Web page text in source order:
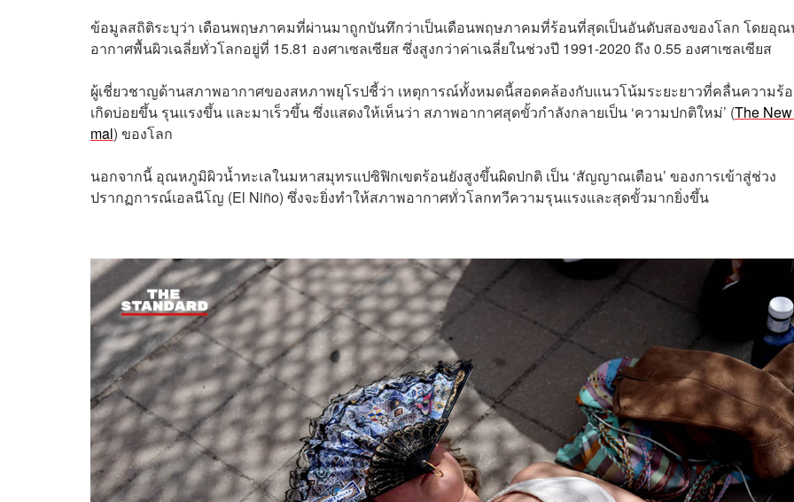
ข้อมูลสถิติระบุว่า เดือนพฤษภาคมที่ผ่านมาถูกบันทึกว่าเป็นเดือนพฤษภาคมที่ร้อนที่สุดเป็นอันดับสองของโลก โดยอุ
อากาศพื้นผิวเฉลี่ยทั่วโลกอยู่ที่ 15.81 องศาเซลเซียส ซึ่งสูงกว่าค่าเฉลี่ยในช่วงปี 1991-2020 ถึง 0.55 องศาเซลเซียส
ผู้เชี่ยวชาญด้านสภาพอากาศของสหภาพยุโรปชี้ว่า เหตุการณ์ทั้งหมดนี้สอดคล้องกับแนวโน้มระยะยาวที่คลื่นความร้
เกิดบ่อยขึ้น รุนแรงขึ้น และมาเร็วขึ้น ซึ่งแสดงให้เห็นว่า สภาพอากาศสุดขั้วกำลังกลายเป็น ‘ความปกติใหม่’ (The
mal) ของโลก
นอกจากนี้ อุณหภูมิผิวน้ำทะเลในมหาสมุทรแปซิฟิกเขตร้อนยังสูงขึ้นผิดปกติ เป็น ‘สัญญาณเตือน’ ของการเข้าสู่ช่วง
ปรากฏการณ์เอลนีโญ (El Niño) ซึ่งจะยิ่งทำให้สภาพอากาศทั่วโลกทวีความรุนแรงและสุดขั้วมากยิ่งขึ้น